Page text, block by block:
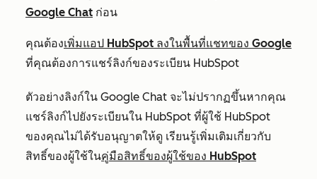
Google Chat ก่อน
คุณต้องเพิ่มแอป HubSpot ลงในพื้นที่แชทของ Google
ที่คุณต้องการแชร์ลิงก์ของระเบียน HubSpot
ตัวอย่างลิงก์ใน Google Chat จะไม่ปรากฏขึ้นหากคุณ
แชร์ลิงก์ไปยังระเบียนใน HubSpot ที่ผู้ใช้ HubSpot
ของคุณไม่ได้รับอนุญาตให้ดู เรียนรู้เพิ่มเติมเกี่ยวกับ
สิทธิ์ของผู้ใช้ในคู่มือสิทธิ์ของผู้ใช้ของ HubSpot